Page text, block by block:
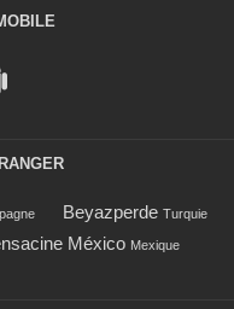
Beyazperde Turquie
México Mexique